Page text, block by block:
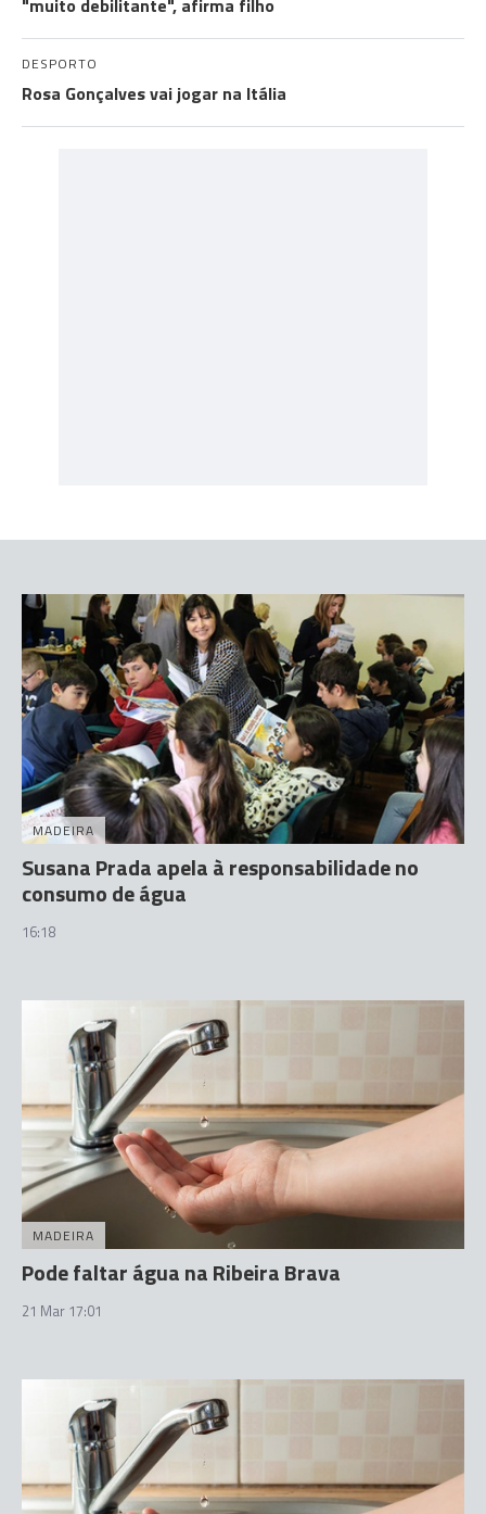
"muito debilitante", afirma filho
DESPORTO
Rosa Gonçalves vai jogar na Itália
MADEIRA
Susana Prada apela à responsabilidade no
consumo de água
16:18
MADEIRA
Pode faltar água na Ribeira Brava
21 Mar 17:01